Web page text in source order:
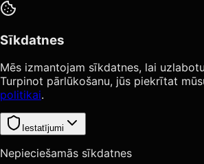
Sīkdatnes
Mēs izmantojam sīkdatnes, lai
Turpinot pārlūkošanu, jūs piekrītat
politikai.
Iestatījumi
Nepieciešamās sīkdatnes